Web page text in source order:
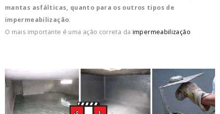
mantas asfálticas, quanto para os outros tipos de
impermeabilização.
O mais importante é uma ação correta da impermeabilização